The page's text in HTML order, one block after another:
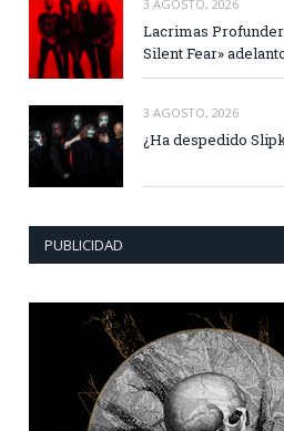
3 AGOSTO, 2026
Lacrimas
Silent Fear»
3 AGOSTO, 2026
¿Ha despedido
PUBLICIDAD